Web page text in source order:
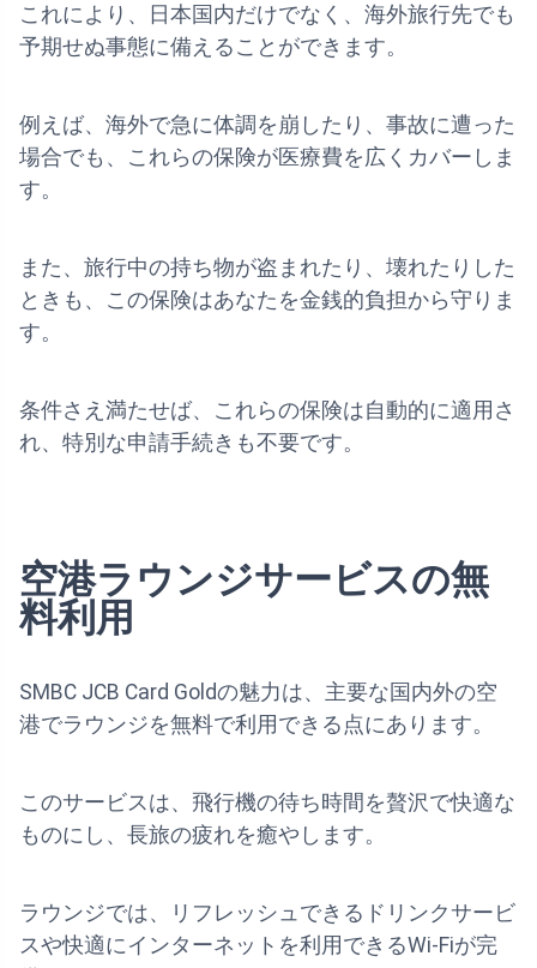
これにより、日本国内だけでなく、海外旅行先でも
予期せぬ事態に備えることができます。
例えば、海外で急に体調を崩したり、事故に遭った
場合でも、これらの保険が医療費を広くカバーしま
す。
また、旅行中の持ち物が盗まれたり、壊れたりした
ときも、この保険はあなたを金銭的負担から守りま
す。
条件さえ満たせば、これらの保険は自動的に適用さ
れ、特別な申請手続きも不要です。
空港ラウンジサービスの無
料利用
SMBC JCB Card Goldの魅力は、主要な国内外の空
港でラウンジを無料で利用できる点にあります。
このサービスは、飛行機の待ち時間を贅沢で快適な
ものにし、長旅の疲れを癒やします。
ラウンジでは、リフレッシュできるドリンクサービ
スや快適にインターネットを利用できるWi-Fiが完